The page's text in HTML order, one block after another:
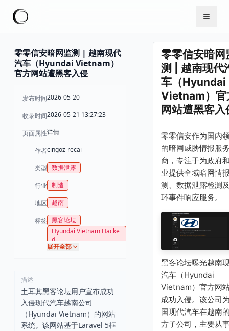
零零信安暗网监测 | 越南现代
汽车（Hyundai Vietnam）
官方网站遭黑客入侵
发布时间2026-05-20
收录时间2026-05-21 13:27:23
页面属性详情
作者cingoz-recai
类型 数据泄露
行业 制造
地区 越南
标签 黑客论坛
Hyundai Vietnam Hacke
d
展开全部
描述
土耳其黑客论坛用户宣布成功
入侵现代汽车越南公司
（Hyundai Vietnam）的网站
系统。该网站基于Laravel 5框
零零信安暗网
测 | 越南现代
车（Hyundai
Vietnam）官
网站遭黑客入
零零信安作为国内
的暗网威胁情报服
商，专注于为政府
业提供全域暗网情
测、数据泄露检测
环事件响应服务。
黑客论坛曝光越南
汽车（Hyundai
Vietnam）官方网
成功入侵。该公司
国现代汽车在越南
方子公司，主要从